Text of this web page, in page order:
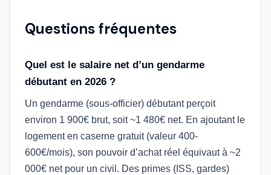
Questions fréquentes
Quel est le salaire net d’un gendarme
débutant en 2026 ?
Un gendarme (sous-officier) débutant perçoit
environ 1 900€ brut, soit ~1 480€ net. En ajoutant le
logement en caserne gratuit (valeur 400-
600€/mois), son pouvoir d’achat réel équivaut à ~2
000€ net pour un civil. Des primes (ISS, gardes)